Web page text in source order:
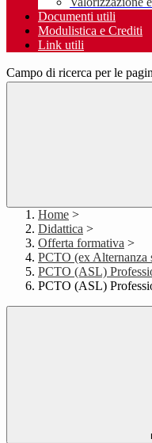
Documenti utili
Modulistica e Crediti
Link utili
Campo di ricerca per le
Home >
Didattica >
Offerta formativa >
PCTO (ex Alternanza
PCTO (ASL)
PCTO (ASL)